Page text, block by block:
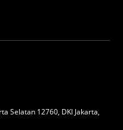
Selatan 12760, DKI Jakarta,